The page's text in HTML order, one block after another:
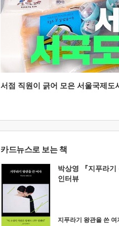
서점 직원이 긁어 모은 서울국제도
카드뉴스로 보는 책
박상영 『지푸라기
인터뷰
지푸라기 왕관을 쓴 여